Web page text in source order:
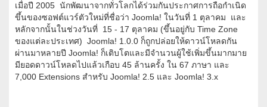
เมื่อปี 2005 นักพัฒนาจากทั่วโลกได้ร่วมกันประกาศการถือกำเนิด
ขึ้นของซอฟต์แวร์ตัวใหม่ที่ชื่อว่า Joomla! ในวันที่ 1 ตุลาคม และ
หลักจากนั้นในช่วงวันที่ 15 - 17 ตุลาคม (ขึ้นอยู่กับ Time Zone
ของแต่ละประเทศ) Joomla! 1.0.0 ก็ถูกปล่อยให้ดาวน์โหลดกัน
ผ่านมาหลายปี Joomla! ก็เติบโตและมีจำนวนผู้ใช้เพิ่มขึ้นมากมาย
มียอดดาวน์โหลดไปแล้วเกือบ 45 ล้านครั้ง ใน 67 ภาษา และ
7,000 Extensions สำหรับ Joomla! 2.5 และ Joomla! 3.x